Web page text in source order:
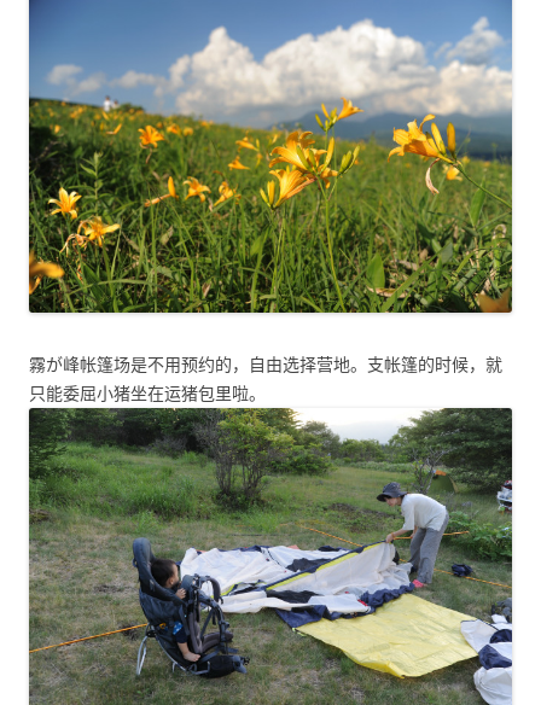
霧が峰帐篷场是不用预约的，自由选择营地。支帐篷的时候，就
只能委屈小猪坐在运猪包里啦。